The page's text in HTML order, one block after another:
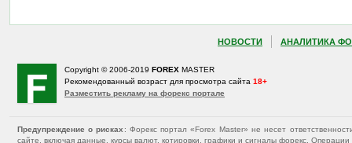
НОВОСТИ АНАЛИТИКА
Copyright © 2006-2019 FOREX MASTER
Рекомендованный возраст для просмотра сайта 18+
Разместить рекламу на форекс портале
Предупреждение о рисках : Форекс портал «Forex Master» не несет
сайте, включая данные, курсы валют, котировки, графики и сигналы форекс.